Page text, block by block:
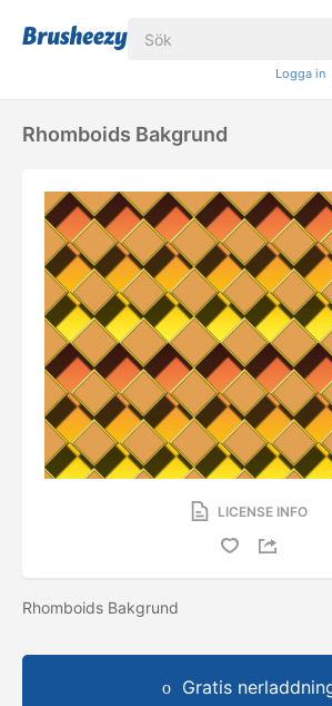
Logga in
Rhomboids Bakgrund
LICENSE INFO
Rhomboids Bakgrund
Gratis